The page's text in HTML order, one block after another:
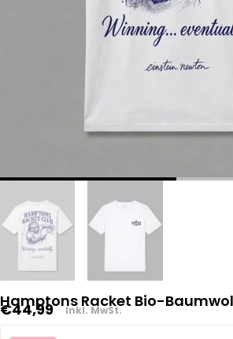
Hamptons Racket Bio-
Regulärer
€44,99 Inkl. MwSt.